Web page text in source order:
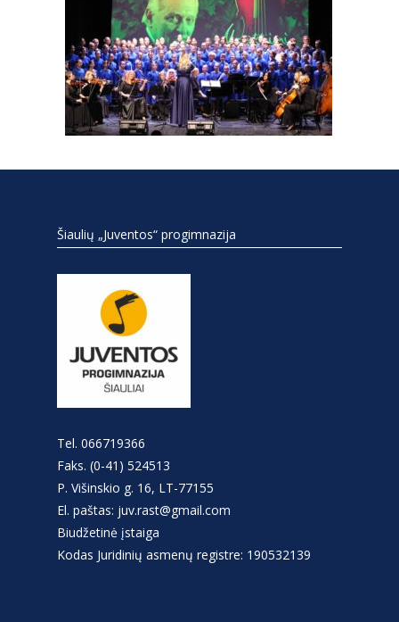
Šiaulių „Juventos“ progimnazija
Tel. 066719366
Faks. (0-41) 524513
P. Višinskio g. 16, LT-77155
El. paštas: juv.rast@gmail.com
Biudžetinė įstaiga
Kodas Juridinių asmenų registre: 190532139